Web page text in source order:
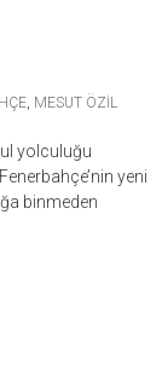
, MESUT ÖZİL
yolculuğu
yeni
binmeden